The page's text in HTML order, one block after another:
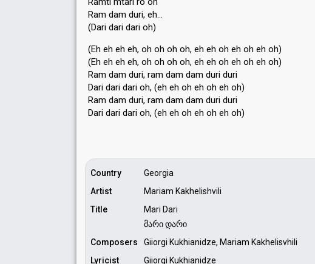
Ram dam duri, eh…
(Dari dari dari oh)
(Eh eh eh eh, oh oh oh oh, eh eh oh eh oh eh oh)
(Eh eh eh eh, oh oh oh oh, eh eh oh eh oh eh oh)
Ram dam duri, ram dam dam duri duri
Dari dari dari oh, (eh eh oh eh oh eh oh)
Ram dam duri, ram dam dam duri duri
Dari dari dаri oh, (eh eh oh eh oh eh oh)
Country
Georgia
Artist
Mariam Kakhelishvili
Title
Mari Dari
მარი დარი
Composers
Giiorgi Kukhianidze, Mariam Kakhelisvhili
Lyricist
Giiorgi Kukhianidze